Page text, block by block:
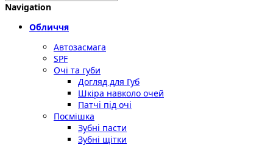
Navigation
Обличчя
Автозасмага
SPF
Очі та губи
Догляд для Губ
Шкіра навколо очей
Патчі під очі
Посмішка
Зубні пасти
Зубні щітки